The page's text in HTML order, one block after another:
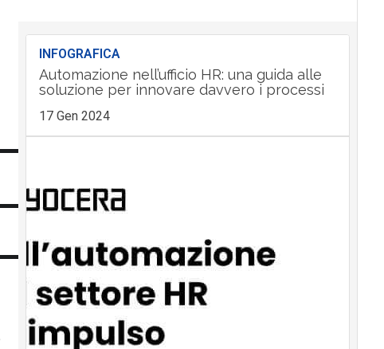
INFOGRAFICA
Automazione nell’ufficio HR: una guida alle
soluzione per innovare davvero i processi
17 Gen 2024